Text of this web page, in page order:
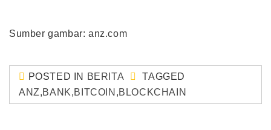
Sumber gambar: anz.com
POSTED IN BERITA
TAGGED
ANZ,BANK,BITCOIN ,BLOCKCHAIN